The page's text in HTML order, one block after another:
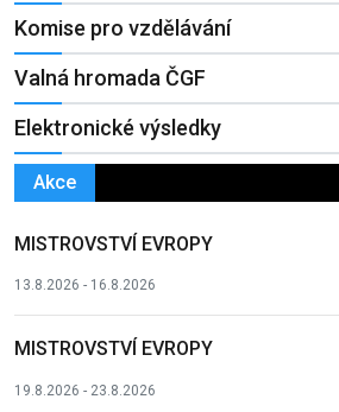
Komise pro vzdělávání
Valná hromada ČGF
Elektronické výsledky
Akce
MISTROVSTVÍ EVROPY
13.8.2026 - 16.8.2026
MISTROVSTVÍ EVROPY
19.8.2026 - 23.8.2026